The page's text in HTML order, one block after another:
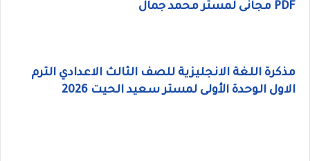
PDF مجانى لمستر محمد جمال
مذكرة اللغة الانجليزية للصف الثالث الاعدادي الترم
الاول الوحدة الأولى لمستر سعيد الحيت 2026